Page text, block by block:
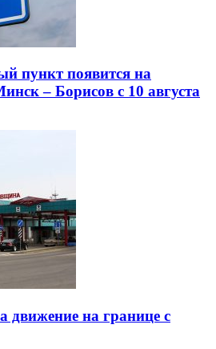
пункт появится на
– Борисов с 10 августа
движение на границе с